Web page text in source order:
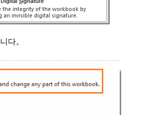
다。